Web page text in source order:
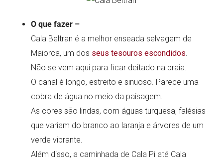
O que fazer –
Cala Beltran é a melhor enseada selvagem de
Maiorca, um dos seus tesouros escondidos.
Não se vem aqui para ficar deitado na praia.
O canal é longo, estreito e sinuoso. Parece uma
cobra de água no meio da paisagem.
As cores são lindas, com águas turquesa, falésias
que variam do branco ao laranja e árvores de um
verde vibrante.
Além disso, a caminhada de Cala Pi até Cala